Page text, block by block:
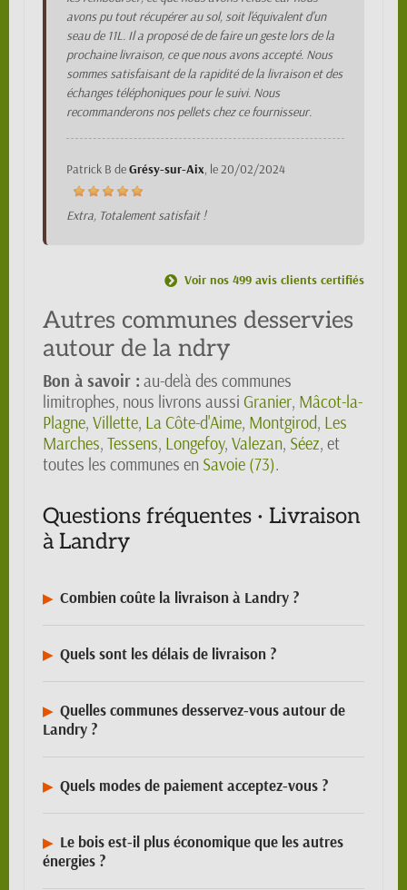
avons pu tout récupérer au sol, soit l'équivalent d'un
seau de 11L. Il a proposé de de faire un geste lors de la
prochaine livraison, ce que nous avons accepté. Nous
sommes satisfaisant de la rapidité de la livraison et des
échanges téléphoniques pour le suivi. Nous
recommanderons nos pellets chez ce fournisseur.
Patrick B deGrésy-sur-Aix, le20/02/2024
Extra, Totalement satisfait !
Voir nos 499 avis clients certifiés
Autres communes desservies
autour de la ndry
Bon à savoir : au-delà des communes
limitrophes, nous livrons aussi Granier, Mâcot-la-
Plagne, Villette, La Côte-d'Aime, Montgirod, Les
Marches, Tessens, Longefoy, Valezan, Séez, et
toutes les communes en Savoie (73).
Questions fréquentes · Livraison
à Landry
Combien coûte la livraison à Landry ?
Quels sont les délais de livraison ?
Quelles communes desservez-vous autour de
Landry ?
Quels modes de paiement acceptez-vous ?
Le bois est-il plus économique que les autres
énergies ?